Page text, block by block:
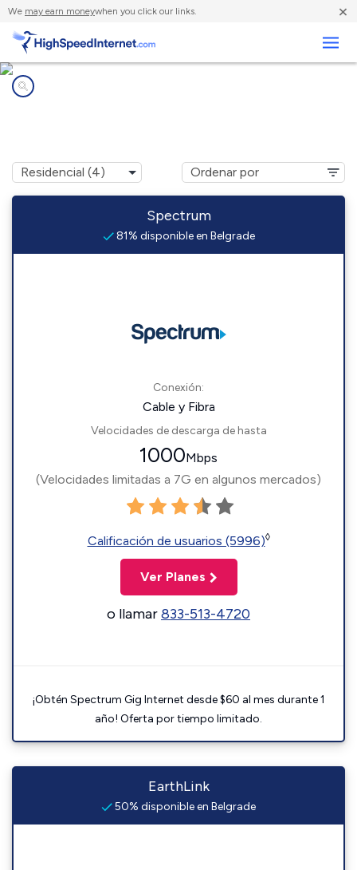
We may earn moneywhen you click our links. ×
Spectrum
81% disponible en Belgrade
Conexión:
Cable y Fibra
Velocidades de descarga de hasta
1000Mbps
(Velocidades limitadas a 7G en algunos mercados)
Calificación de usuarios (5996)◊
Ver Planes
o llamar833-513-4720
¡Obtén Spectrum Gig Internet desde $60 al mes durante 1
año! Oferta por tiempo limitado.
EarthLink
50% disponible en Belgrade